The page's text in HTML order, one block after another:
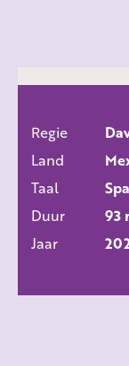
Regie
Land
Taal
Duur
93
Jaar